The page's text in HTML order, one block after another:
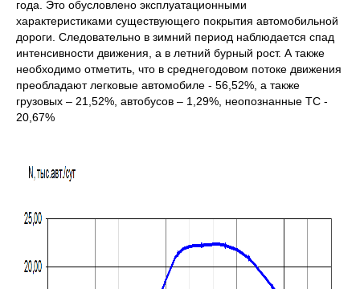
года. Это обусловлено эксплуатационными
характеристиками существующего покрытия автомобильной
дороги. Следовательно в зимний период наблюдается спад
интенсивности движения, а в летний бурный рост. А также
необходимо отметить, что в среднегодовом потоке движения
преобладают легковые автомобиле - 56,52%, а также
грузовых – 21,52%, автобусов – 1,29%, неопознанные ТС -
20,67%